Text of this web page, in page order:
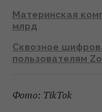
Материнская
млрд
Сквозное
пользователям
Фото: TikTok